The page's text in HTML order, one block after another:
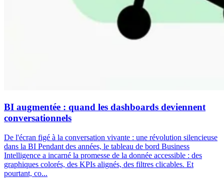
BI augmentée : quand les dashboards deviennent
conversationnels
De l'écran figé à la conversation vivante : une révolution silencieuse
dans la BI Pendant des années, le tableau de bord Business
Intelligence a incarné la promesse de la donnée accessible : des
graphiques colorés, des KPIs alignés, des filtres clicables. Et
pourtant, co...